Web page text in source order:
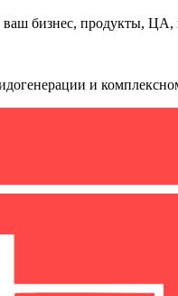
бизнес, продукты,
и